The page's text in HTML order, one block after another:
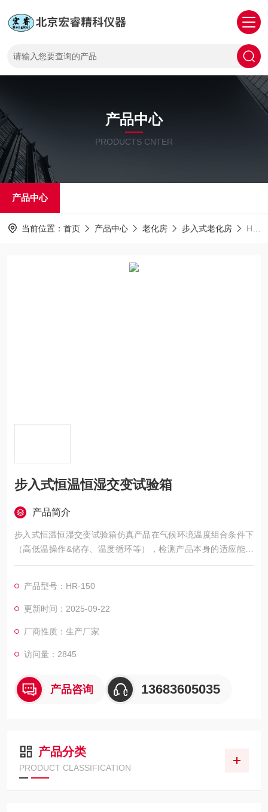
产品中心
PRODUCTS CNTER
产品中心
当前位置： 首页 产品中心 老化房 步入式老化房 HR-150步入式恒温恒湿交变试验箱
步入式恒温恒湿交变试验箱
产品简介
步入式恒温恒湿交变试验箱仿真产品在气候环境温度组合条件下
（高低温操作&储存、温度循环等），检测产品本身的适应能力
与特征是否改变。需符合性规范之要求（IEC、JIS、GB、MI
认知不同，并缩小量测不确定的因素范围发生
产品型号：HR-150
更新时间：2025-09-22
厂商性质：生产厂家
访问量：2845
产品咨询 13683605035
产品分类
PRODUCT CLASSIFICATION